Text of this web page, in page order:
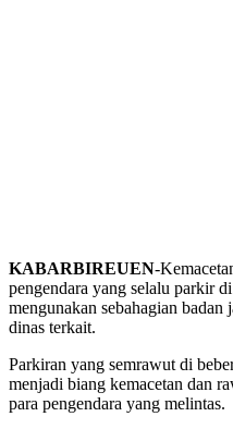
KABARBIREUEN-
pengendara yang selalu parkir
mengunakan sebahagian badan
dinas terkait.
Parkiran yang semrawut di
menjadi biang kemacetan dan
para pengendara yang melintas.